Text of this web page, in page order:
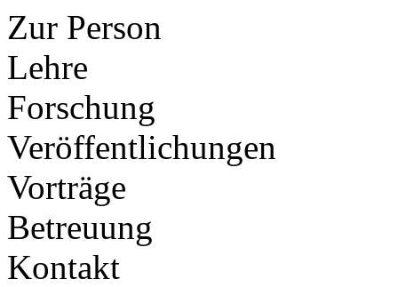
Zur Person
Lehre
Forschung
Veröffentlichungen
Vorträge
Betreuung
Kontakt